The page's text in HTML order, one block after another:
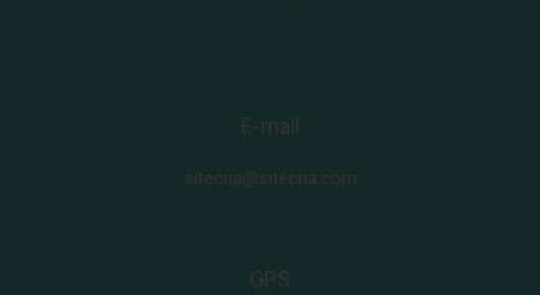
E-mail
sitecna@sitecna.com
GPS